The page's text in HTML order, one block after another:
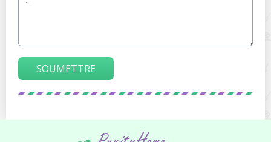
SOUMETTRE